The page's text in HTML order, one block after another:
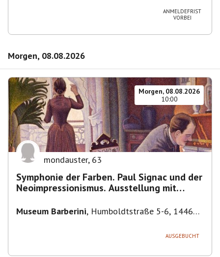
ANMELDEFRIST
VORBEI
Morgen, 08.08.2026
Morgen, 08.08.2026
10:00
mondauster, 63
Symphonie der Farben. Paul Signac und der
Neoimpressionismus. Ausstellung mit
Museum Barberini, Humboldtstraße 5-6, 14467
AUSGEBUCHT